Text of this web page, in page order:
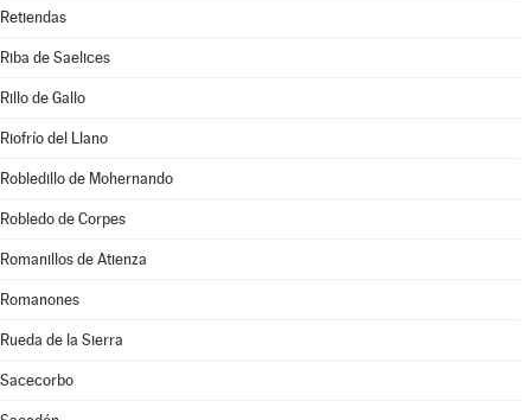
Retiendas
Riba de Saelices
Rillo de Gallo
Riofrío del Llano
Robledillo de Mohernando
Robledo de Corpes
Romanillos de Atienza
Romanones
Rueda de la Sierra
Sacecorbo